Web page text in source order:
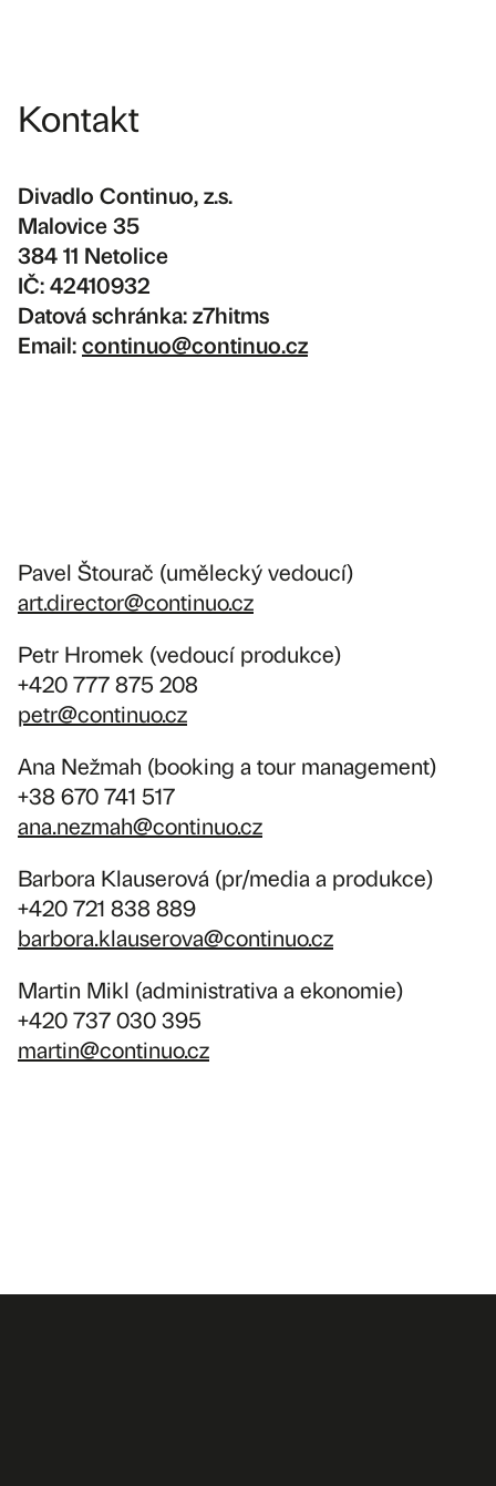
Kontakt
Divadlo Continuo, z.s.
Malovice 35
384 11 Netolice
IČ: 42410932
Datová schránka: z7hitms
Email:continuo@continuo.cz
Pavel Štourač (umělecký vedoucí)
art.director@continuo.cz
Petr Hromek (vedoucí produkce)
+420 777 875 208‬
petr@continuo.cz
Ana Nežmah (booking a tour management)
+38 670 741 517
ana.nezmah@continuo.cz
Barbora Klauserová (pr/media a produkce)
+420 721 838 889
barbora.klauserova@continuo.cz
Martin Mikl (administrativa a ekonomie)
+420 737 030 395
martin@continuo.cz